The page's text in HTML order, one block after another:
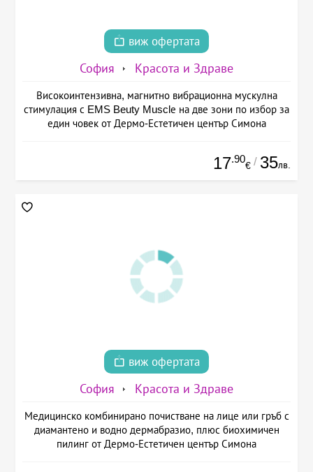
виж офертата
София Красота и Здраве
Високоинтензивна, магнитно вибрационна мускулна
стимулация с EMS Beuty Musclе на две зони по избор за
един човек от Дермо-Естетичен център Симона
17.90
€ / 35лв.
виж офертата
София Красота и Здраве
Медицинско комбинирано почистване на лице или гръб с
диамантено и водно дермабразио, плюс биохимичен
пилинг от Дермо-Естетичен център Симона